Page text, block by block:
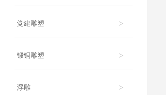
党建雕塑 >
锻铜雕塑 >
浮雕 >